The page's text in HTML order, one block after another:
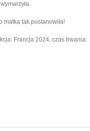
matka tak postanowiła!
Francja 2024, czas trwania: